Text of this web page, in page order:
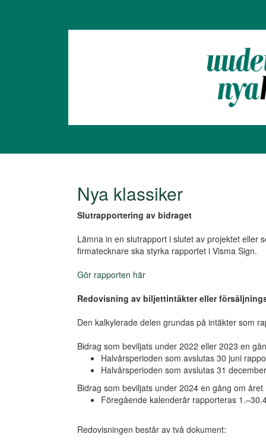
Nya klassiker
Slutrapportering av bidraget
Lämna in en slutrapport i slutet av projektet eller
firmatecknare ska styrka rapportet i Visma Sign.
Gör rapporten här
Redovisning av biljettintäkter eller
Den kalkylerade delen grundas på intäkter som
Bidrag som beviljats under 2022 eller 2023 en
Halvårsperioden som avslutas 30 juni
Halvårsperioden som avslutas 31
Bidrag som beviljats under 2024 en gång om året
Föregående kalenderår rapporteras
Redovisningen består av två dokument: